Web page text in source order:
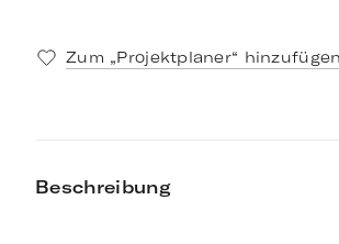
Zum „Projektplaner“ hinzufügen
Beschreibung